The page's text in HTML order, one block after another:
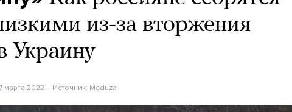
из-за вторжения
Украину
марта 2022 Источник: Meduza